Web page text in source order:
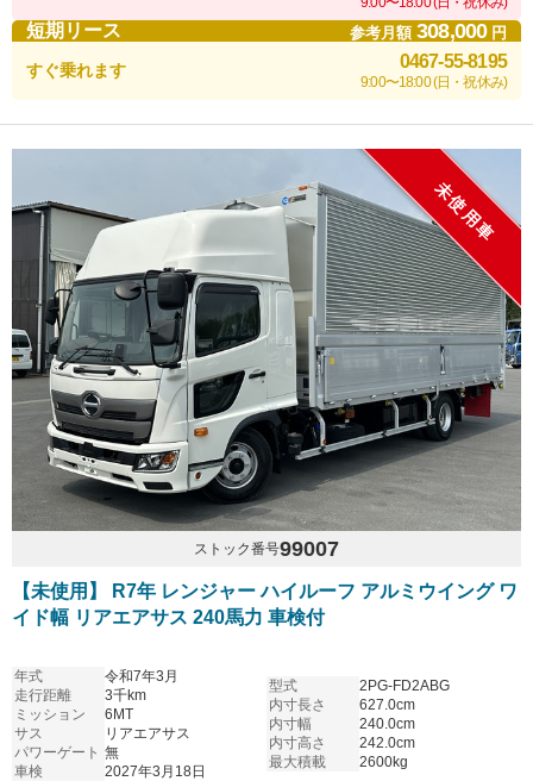
短期リース 参考月額308,000円
すぐ乗れます 0467-55-8195
9:00〜18:00 (日・祝休み)
未使用車
ストック番号99007
【未使用】 R7年 レンジャー ハイルーフ アルミウイング ワ
イド幅 リアエアサス 240馬力 車検付
年式
令和7年3月
走行距離
3千km
ミッション
6MT
サス
リアエアサス
パワーゲート 無
車検
2027年3月18日
型式
2PG-FD2ABG
内寸長さ
627.0cm
内寸幅
240.0cm
内寸高さ
242.0cm
最大積載
2600kg